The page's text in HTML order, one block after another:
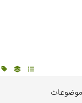
موضوعات